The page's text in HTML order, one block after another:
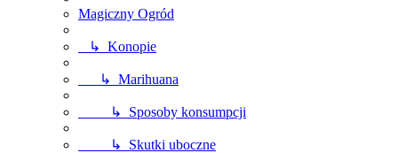
Magiczny Ogród
↳ Konopie
↳ Marihuana
↳ Sposoby konsumpcji
↳ Skutki uboczne